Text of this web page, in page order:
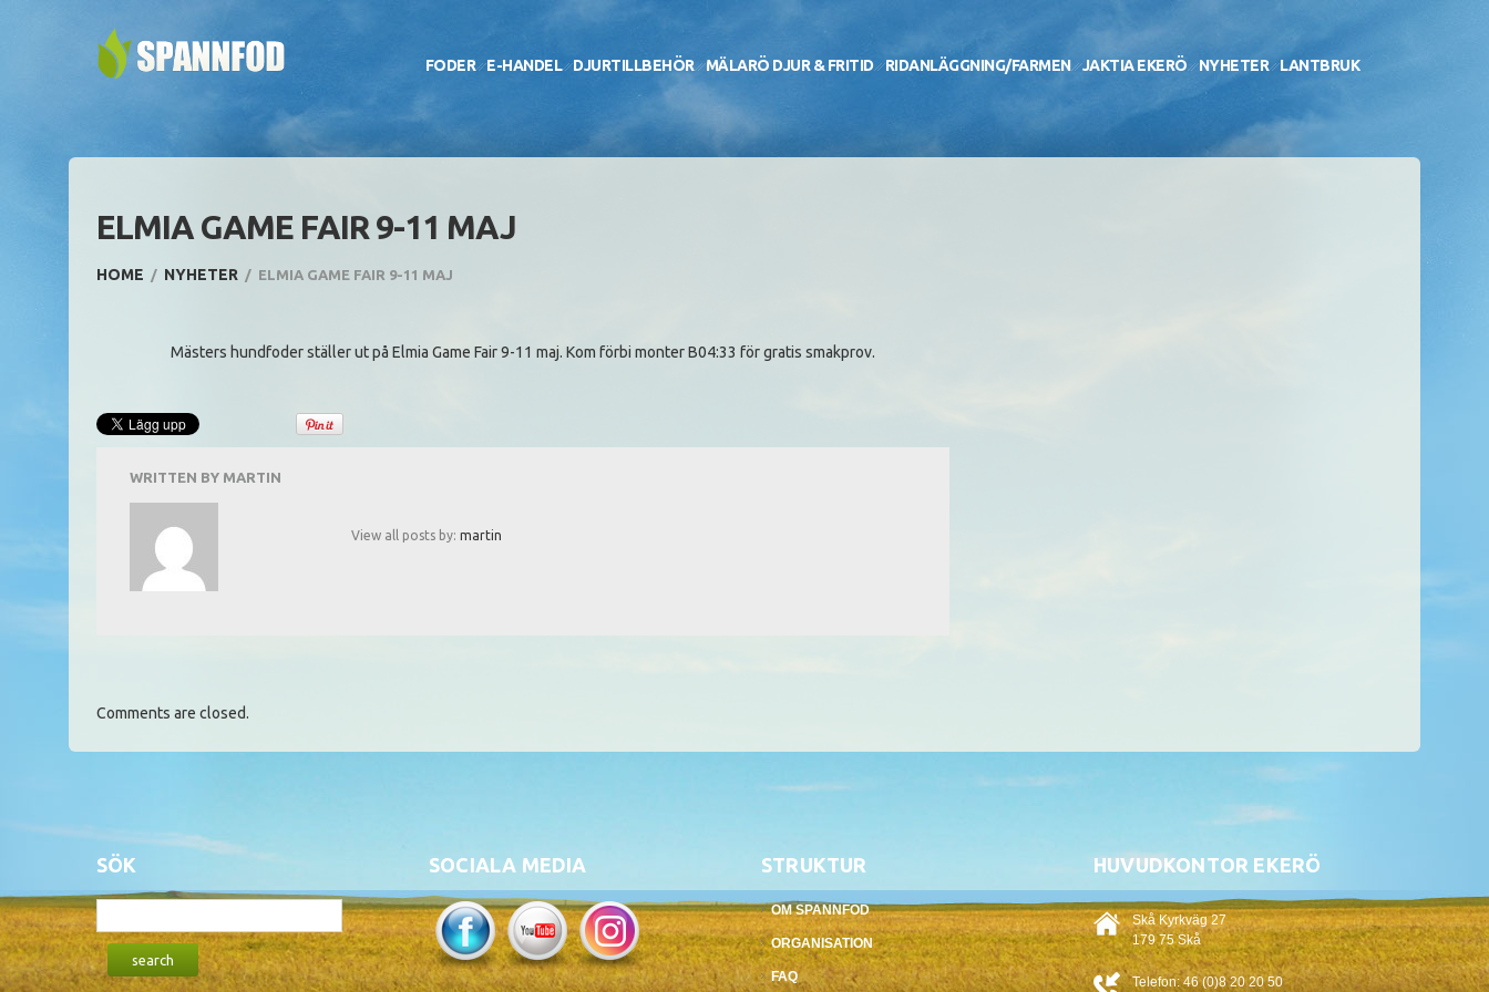
FODER E-HANDEL DJURTILLBEHÖR MÄLARÖ DJUR & FRITID RIDANLÄGGNING/FARMEN JAKTIA EKERÖ NYHETER LANTBRUK
ELMIA GAME FAIR 9-11 MAJ
HOME NYHETER ELMIA GAME FAIR 9-11 MAJ
Mästers hundfoder ställer ut på Elmia Game Fair 9-11 maj. Kom förbi monter B04:33 för gratis smakprov.
WRITTEN BY MARTIN
View all posts by: martin
Comments are closed.
SÖK SOCIALA MEDIA STRUKTUR
OM SPANNFOD
ORGANISATION
FAQ
HUVUDKONTOR EKERÖ
Skå Kyrkväg 27
179 75 Skå
Telefon:46 (0)8 20 20 50